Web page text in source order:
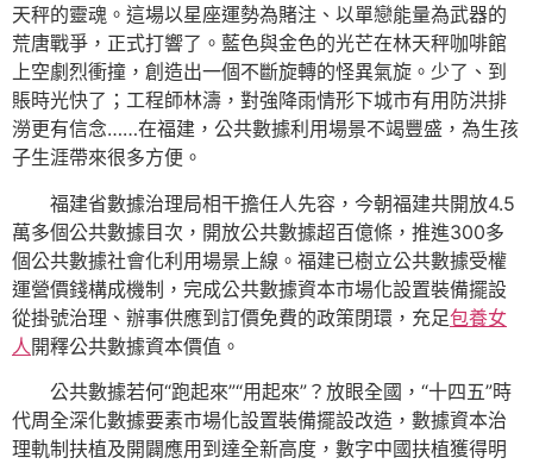
天秤的靈魂。這場以星座運勢為賭注、以單戀能量為武器的
荒唐戰爭，正式打響了。藍色與金色的光芒在林天秤咖啡館
上空劇烈衝撞，創造出一個不斷旋轉的怪異氣旋。少了、到
賬時光快了；工程師林濤，對強降雨情形下城市有用防洪排
澇更有信念……在福建，公共數據利用場景不竭豐盛，為生孩
子生涯帶來很多方便。
福建省數據治理局相干擔任人先容，今朝福建共開放4.5
萬多個公共數據目次，開放公共數據超百億條，推進300多
個公共數據社會化利用場景上線。福建已樹立公共數據受權
運營價錢構成機制，完成公共數據資本市場化設置裝備擺設
從掛號治理、辦事供應到訂價免費的政策閉環，充足包養女
人開釋公共數據資本價值。
公共數據若何“跑起來”“用起來”？放眼全國，“十四五”時
代周全深化數據要素市場化設置裝備擺設改造，數據資本治
理軌制扶植及開闢應用到達全新高度，數字中國扶植獲得明